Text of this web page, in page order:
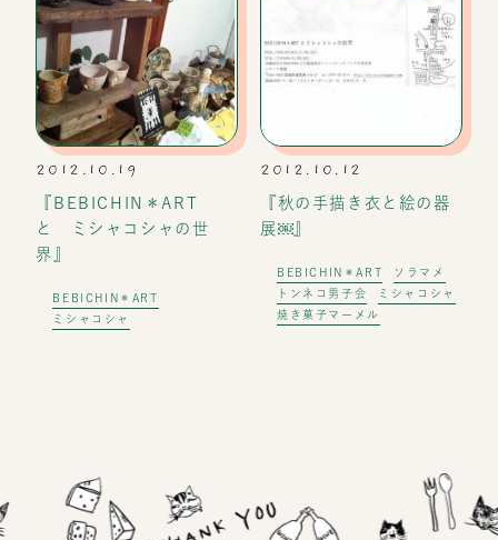
2012.10.19
『BEBICHIN＊ART
と ミシャコシャの世
界』
BEBICHIN＊ART
ミシャコシャ
2012.10.12
『秋の手描き衣と絵の器
展￼』
BEBICHIN＊ART
ソラマメ
トンネコ男子会
ミシャコシャ
焼き菓子マーメル